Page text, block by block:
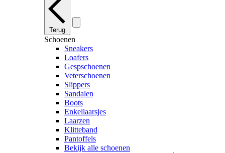
Terug
Schoenen
Sneakers
Loafers
Gespschoenen
Veterschoenen
Slippers
Sandalen
Boots
Enkellaarsjes
Laarzen
Klitteband
Pantoffels
Bekijk alle schoenen